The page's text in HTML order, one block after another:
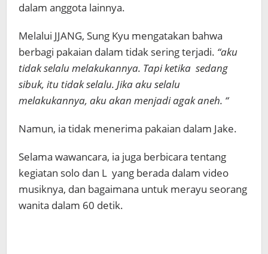
dalam anggota lainnya.
Melalui JJANG, Sung Kyu mengatakan bahwa
berbagi pakaian dalam tidak sering terjadi. “aku
tidak selalu melakukannya. Tapi ketika sedang
sibuk, itu tidak selalu. Jika aku selalu
melakukannya, aku akan menjadi agak aneh. “
Namun, ia tidak menerima pakaian dalam Jake.
Selama wawancara, ia juga berbicara tentang
kegiatan solo dan L yang berada dalam video
musiknya, dan bagaimana untuk merayu seorang
wanita dalam 60 detik.